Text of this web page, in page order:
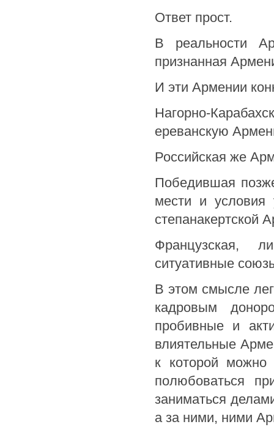
Ответ прост.
В реальности
признанная
И эти Армении
Нагорно-
ереванскую
Российская же
Победившая
мести и условия
степанакертской
Французская,
ситуативные
В этом смысле
кадровым
пробивные и
влиятельные
к которой можно
полюбоваться
заниматься
а за ними, ними